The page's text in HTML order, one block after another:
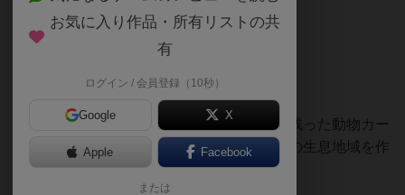
351名 3名 1年以上前
ドラフトして動物の生息地域を作ろう！
一枚とって横に渡す、を繰り返して手元に残った動物カー
ド、エリアカード、特殊効果カードで動物の生息地域を作
ります。
お気に入り作品・所有リストの共
有
ログイン / 会員登録（10秒）
Google X
Apple Facebook
または